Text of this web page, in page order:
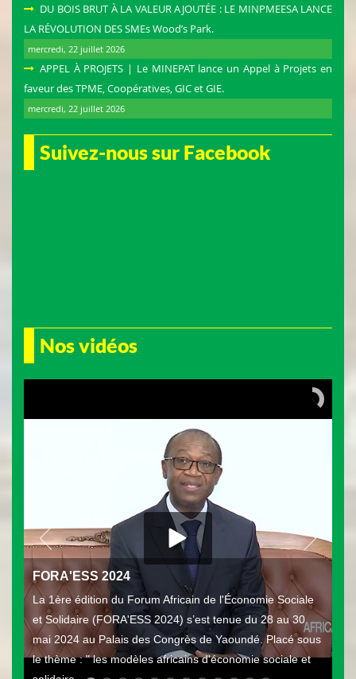
DU BOIS BRUT À LA VALEUR AJOUTÉE : LE MINPMEESA LANCE
LA RÉVOLUTION DES SMEs Wood’s Park.
mercredi, 22 juillet 2026
APPEL À PROJETS | Le MINEPAT lance un Appel à Projets en
faveur des TPME, Coopératives, GIC et GIE.
mercredi, 22 juillet 2026
Suivez-nous sur Facebook
Nos vidéos
FORA'ESS 2024
La 1ère édition du Forum Africain de l'Économie Sociale
et Solidaire (FORA'ESS 2024) s’est tenue du 28 au 30
mai 2024 au Palais des Congrès de Yaoundé. Placé sous
le thème : " les modèles africains d'économie sociale et